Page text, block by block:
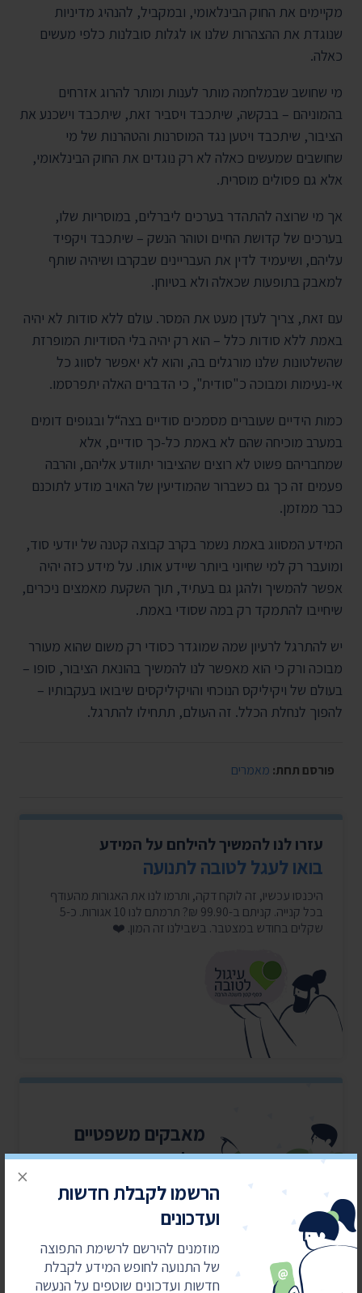
הרשמו לקבלת חדשות
ועדכונים
מוזמנים להירשם לרשימת התפוצה
של התנועה לחופש המידע לקבלת
חדשות ועדכונים שוטפים על הנעשה
×
מקיימים את החוק הבינלאומי, ובמקביל, להנהיג מדיניות
שנוגדת את ההצהרות שלנו או לגלות סובלנות כלפי מעשים
כאלה.
מי שחושב שבמלחמה מותר לענות ומותר להרוג אזרחים
בהמוניהם – בבקשה, שיתכבד ויסביר זאת, שיתכבד וישכנע את
הציבור, שיתכבד ויטען נגד המוסרנות והטהרנות של מי
שחושבים שמעשים כאלה לא רק נוגדים את החוק הבינלאומי,
אלא גם פסולים מוסרית.
אך מי שרוצה להתהדר בערכים ליברלים, במוסריות שלו,
בערכים של קדושת החיים וטוהר הנשק – שיתכבד ויקפיד
עליהם, ושיעמיד לדין את העבריינים שבקרבו ושיהיה שותף
למאבק בתופעות שכאלה ולא בטיוחן.
עם זאת, צריך לעדן מעט את המסר. עולם ללא סודות לא יהיה
באמת ללא סודות כלל – הוא רק יהיה בלי הסודיות המופרזת
שהשלטונות שלנו מורגלים בה, והוא לא יאפשר לסווג כל
אי-נעימות ומבוכה כ"סודית", כי הדברים האלה יתפרסמו.
כמות הידיים שעוברים מסמכים סודיים בצה“ל ובגופים דומים
במערב מוכיחה שהם לא באמת כל-כך סודיים, אלא
שמחבריהם פשוט לא רוצים שהציבור יתוודע אליהם, והרבה
פעמים זה כך גם כשברור שהמודיעין של האויב מודע לתוכנם
כבר ממזמן.
המידע המסווג באמת נשמר בקרב קבוצה קטנה של יודעי סוד,
ומועבר רק למי שחיוני ביותר שיידע אותו. על מידע כזה יהיה
אפשר להמשיך ולהגן גם בעתיד, תוך השקעת מאמצים ניכרים,
שיחייבו להתמקד רק במה שסודי באמת.
יש להתרגל לרעיון שמה שמוגדר כסודי רק משום שהוא מעורר
מבוכה ורק כי הוא מאפשר לנו להמשיך בהונאת הציבור, סופו –
בעולם של ויקיליקס הנוכחי והויקיליקסים שיבואו בעקבותיו –
להפוך לנחלת הכלל. זה העולם, תתחילו להתרגל.
פורסם תחת: מאמרים
עזרו לנו להמשיך להילחם על המידע
בואו לעגל לטובה לתנועה
היכנסו עכשיו, זה לוקח דקה, ותרמו לנו את האגורות מהעודף
בכל קנייה. קניתם ב-99.90 ₪? תרמתם לנו 10 אגורות. כ-5
שקלים בחודש במצטבר. בשבילנו זה המון. ❤️
מאבקים משפטיים
עולים כסף
התנועה לחופש המידע מובילה
את מהפכת השקיפות ומחזירה
את המידע לציבור. כדי שנוכל
להמשיך אנחנו זקוקים
לתמיכתם